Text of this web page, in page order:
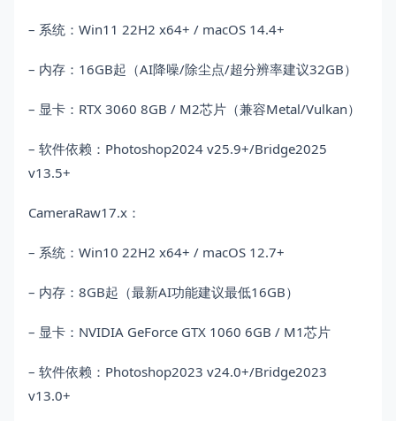
– 系统：Win11 22H2 x64+ / macOS 14.4+
– 内存：16GB起（AI降噪/除尘点/超分辨率建议32GB）
– 显卡：RTX 3060 8GB / M2芯片（兼容Metal/Vulkan）
– 软件依赖：Photoshop2024 v25.9+/Bridge2025
v13.5+
CameraRaw17.x：
– 系统：Win10 22H2 x64+ / macOS 12.7+
– 内存：8GB起（最新AI功能建议最低16GB）
– 显卡：NVIDIA GeForce GTX 1060 6GB / M1芯片
– 软件依赖：Photoshop2023 v24.0+/Bridge2023
v13.0+